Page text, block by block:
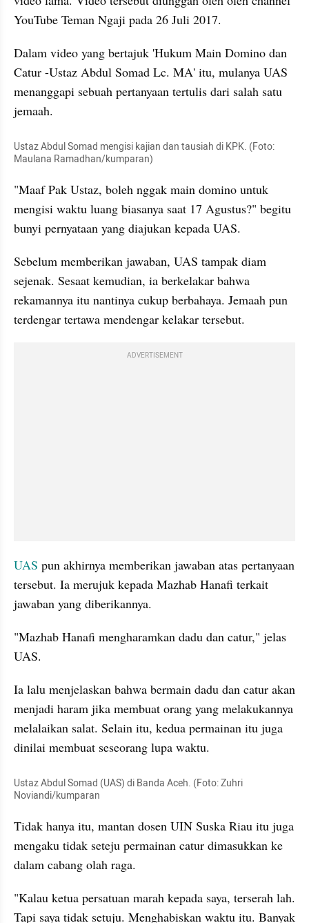
YouTube Teman Ngaji pada 26 Juli 2017.
Dalam video yang bertajuk 'Hukum Main Domino dan
Catur -Ustaz Abdul Somad Lc. MA' itu, mulanya UAS
menanggapi sebuah pertanyaan tertulis dari salah satu
jemaah.
Ustaz Abdul Somad mengisi kajian dan tausiah di KPK. (Foto:
Maulana Ramadhan/kumparan)
"Maaf Pak Ustaz, boleh nggak main domino untuk
mengisi waktu luang biasanya saat 17 Agustus?" begitu
bunyi pernyataan yang diajukan kepada UAS.
Sebelum memberikan jawaban, UAS tampak diam
sejenak. Sesaat kemudian, ia berkelakar bahwa
rekamannya itu nantinya cukup berbahaya. Jemaah pun
terdengar tertawa mendengar kelakar tersebut.
ADVERTISEMENT
UAS pun akhirnya memberikan jawaban atas pertanyaan
tersebut. Ia merujuk kepada Mazhab Hanafi terkait
jawaban yang diberikannya.
"Mazhab Hanafi mengharamkan dadu dan catur," jelas
UAS.
Ia lalu menjelaskan bahwa bermain dadu dan catur akan
menjadi haram jika membuat orang yang melakukannya
melalaikan salat. Selain itu, kedua permainan itu juga
dinilai membuat seseorang lupa waktu.
Ustaz Abdul Somad (UAS) di Banda Aceh. (Foto: Zuhri
Noviandi/kumparan
Tidak hanya itu, mantan dosen UIN Suska Riau itu juga
mengaku tidak seteju permainan catur dimasukkan ke
dalam cabang olah raga.
"Kalau ketua persatuan marah kepada saya, terserah lah.
Tapi saya tidak setuju. Menghabiskan waktu itu. Banyak